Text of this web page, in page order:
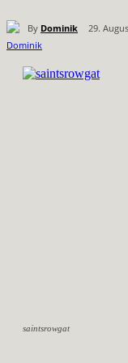
By Dominik 29.
saintsrowgat